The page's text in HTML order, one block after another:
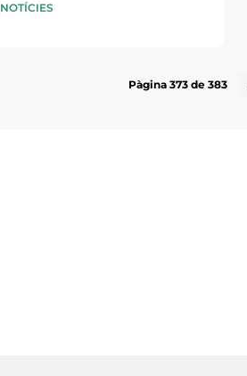
NOTÍCIES
Pàgina 373 de 383